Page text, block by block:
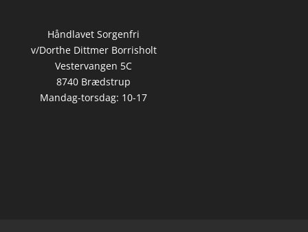
Håndlavet Sorgenfri
v/Dorthe Dittmer Borrisholt
Vestervangen 5C
8740 Brædstrup
Mandag-torsdag: 10-17